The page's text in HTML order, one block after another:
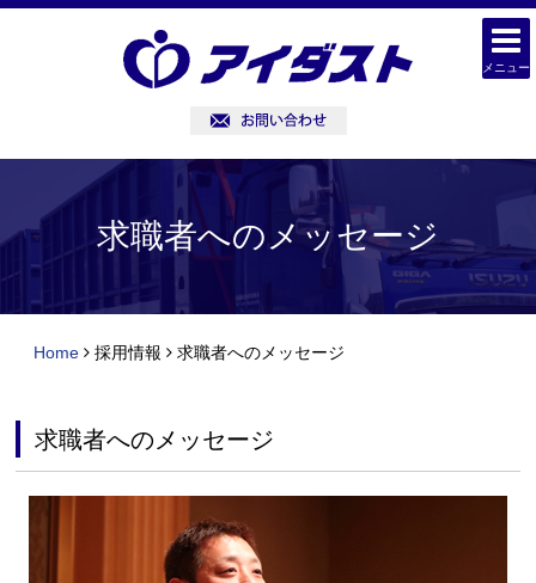
メニュー
求職者へのメッセージ
Home 採用情報 求職者へのメッセージ
求職者へのメッセージ